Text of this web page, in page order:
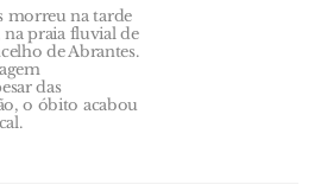
morreu na tarde
na praia fluvial de
de Abrantes.
das
o óbito acabou